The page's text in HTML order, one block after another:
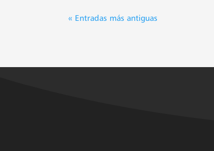
« Entradas más antiguas